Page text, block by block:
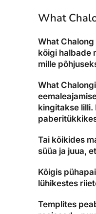
What
What
kõigi halbade
mille
What
kingitakse lilli.
Tai kõikides
süüa ja juua,
Kõigis
lühikestes
Templites